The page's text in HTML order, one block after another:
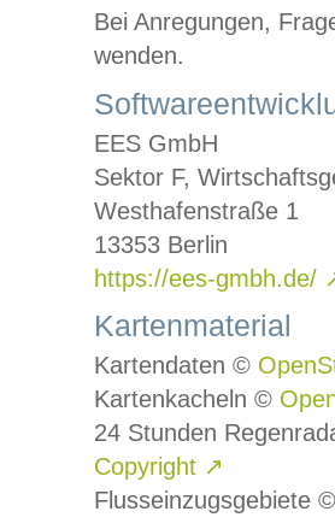
Bei Anregungen,
wenden.
EES GmbH
Sektor F,
Westhafenstraße 1
13353 Berlin
https://ees-gmbh.de/
Kartenmaterial
Kartendaten ©
Kartenkacheln ©
24 Stunden
Copyright ↗
Flusseinzugsgebiete